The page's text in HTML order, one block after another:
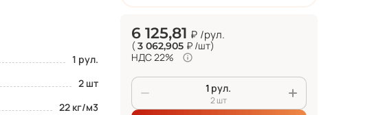
1 рул.
2 шт
22 кг/м3
6 125,81 ₽ /рул.
( 3 062,905 ₽ /шт)
НДС 22%
рул.
2 шт